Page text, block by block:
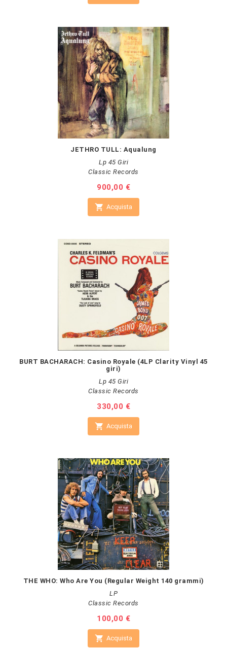
JETHRO TULL: Aqualung
Lp 45 Giri
Classic Records
Prezzo
900,00 €
 Acquista
BURT BACHARACH: Casino Royale (4LP Clarity Vinyl 45
giri)
Lp 45 Giri
Classic Records
Prezzo
330,00 €
 Acquista
THE WHO: Who Are You (Regular Weight 140 grammi)
LP
Classic Records
Prezzo
100,00 €
 Acquista